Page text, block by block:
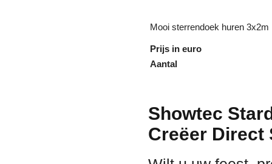
Mooi sterrendoek huren
Prijs in euro
Aantal
Showtec
Creëer Direct